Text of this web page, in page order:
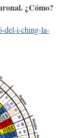
¿Cómo?
del-i-ching-la-